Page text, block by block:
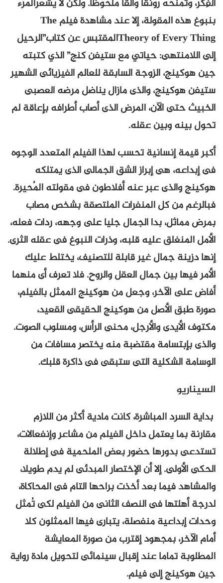
الفِكر، وتمنحه رونقا وألقا ملحوظا. ولكن لا يشعرالمرء
بنبوغ هذه المقولة، إلا عند مشاهدة فيلم The
Theory of Every Thingالمقتبس عن كتاب”الرحيل
إلى اللامنتهى: حياتي مع ستيفن كنج” الذي كتبته
جين هوكينج، الزوجة السابقة للعالم الفيزيائى الشهير
ستيفن هوكينج، والذى مازال يناضل مرضه العصبى
الخبيث حتى الآن، المرض الذى أصاب أطرافه بإعاقة لم
تحول بينه وبين عقله.
أكبر قيمة إنسانية تحسب لهذا الفيلم المتعدد الوجوه
فى إبداعه، هى إبراز الشق الجمالى الذى يمتلكه
هوكينج والذى عبر عنه أفلاطون فى مقولته المُحيرة.
فبالرغم من كل المنفرات الملتصقة بشخص مصاب
بمرض مماثل، بدا الجمال جليا على وجهه، ردات فعله،
الأمل المنغلق عليه قلبه، وذرات النبوغ فى عقله الثرى.
إنها دزينة جمال غير قابلة للتصنيف، يختلط عليك
الأمر فيها بين جمال العقل والروح. فلا تعرف أى منهما
أفاض على الآخر، وجعل من هوكينج الممثل بالفيلم،
صورة طبق الأصل من هوكينج الحقيقى القعيد،
مكتوف الأيدى والأرجل، محنى الرأس، ومسلوب الصوت.
والذى بإبتسامة مقتضبة منه يختصر مسافات من
الوسامة الشكلية التى ستبقى فى ذاكرة قلبك.
السيناريو
بداية السرد المباشرة، كانت مادية أكثر من اللازم
مقارنة بما يعتمل داخل الفيلم من مشاعر وإنفعالات،
تستدعى بدورها حضور بعض الملحمية فى إطلالة
الحكى الأولى. إلا أن الإختصار المبدئى لم يدم طويلا،
والمشاهد فيما بعد أخذت براحها التام فى المحاكاة،
لدرجة أهلتها فى النصف الثانى من الفيلم لكى تُمثل
وحدات إبداعية منفصلة، يتبارى فيها الممثلون كلا
أمام الآخر، بمجهود إقترب من صورة المعايشة
المطلوبة تماما عند إقبال سينمائى لتحويل مادة رواية
جين هوكينج إلى فيلم.